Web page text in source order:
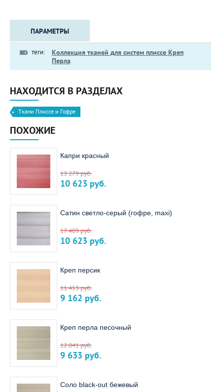
ПАРАМЕТРЫ
теги:
Коллекция тканей для систем плиссе Креп
Перла
НАХОДИТСЯ В РАЗДЕЛАХ
Ткани Плиссе и Гофре
ПОХОЖИЕ
Капри красный
13 279руб.
10 623 руб.
Сатин светло-серый (гофре, maxi)
17 409руб.
10 623 руб.
Креп персик
11 453руб.
9 162 руб.
Креп перла песочный
12 041руб.
9 633 руб.
Соло black-out бежевый